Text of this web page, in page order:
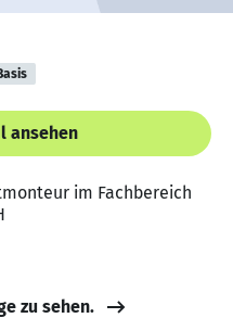
ansehen
im Fachbereich
zu sehen.